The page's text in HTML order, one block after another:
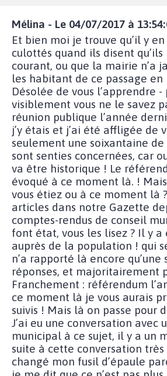
Mélina - Le 04/07/2017 à
Et bien moi je trouve qu’il y
culottés quand ils disent qu’ils
courant, ou que la mairie n’a
les habitant de ce passage
Désolée de vous l’apprendre -
visiblement vous ne le savez
réunion publique l’année
j’y étais et j’ai été affligée de
seulement une soixantaine de
sont senties concernées, car
va être historique ! Le
évoqué à ce moment là. !
vous étiez ou à ce moment là
articles dans notre Gazette
comptes-rendus de conseil
font état, vous les lisez ? Il y a
auprès de la population ! qui
n’a rapporté là encore
réponses, et majoritairement
Franchement : référendum
ce moment là je vous aurais
suivis ! Mais là on passe pour
J’ai eu une conversation avec
municipal à ce sujet, il y a un
suite à cette conversation très
changé mon fusil d’épaule